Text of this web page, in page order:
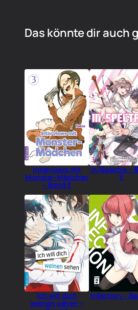
Das könnte dir auch
Interviews mit
Monster-Mädchen
– Band 3
In/Spectre –
3
Ich will dich
weinen sehen –
Infection –